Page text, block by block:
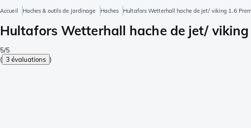
Accueil Haches & outils de jardinage Haches Hultafors Wetterhall hache de jet/ viking 1.6
Hultafors Wetterhall hache de jet/
5/5
( 3 évaluations )